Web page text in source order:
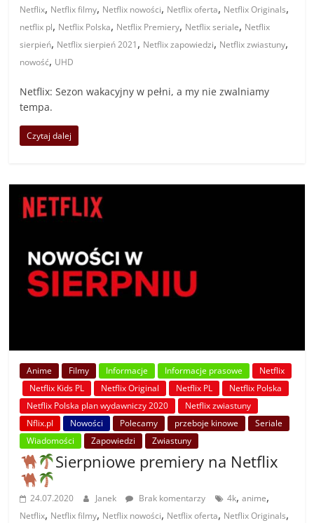
Netflix, Netflix filmy, Netflix nowości, Netflix oferta, Netflix Originals,
netflix pl, Netflix Polska, Netflix Premiery, Netflix seriale, Netflix
sierpień, Netflix sierpień 2021, Netflix zapowiedzi, Netflix zwiastuny,
nowość, UHD
Netflix: Sezon wakacyjny w pełni, a my nie zwalniamy
tempa.
Czytaj dalej
Anime Filmy Informacje Informacje prasowe
Netflix
Netflix Kids PL
Netflix Original Netflix PL
Netflix Polska
Netflix Polska plan wydawniczy 2020
Netflix zwiastuny
Nflix.pl
Nowości Polecamy przeboje kinowe
Seriale
Wiadomości
Zapowiedzi Zwiastuny
Sierpniowe premiery na Netflix
24.07.2020 Janek Brak komentarzy 4k,anime,
Netflix, Netflix filmy, Netflix nowości, Netflix oferta, Netflix Originals,